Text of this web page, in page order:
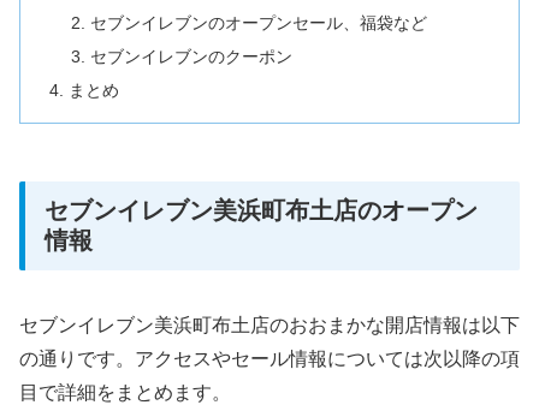
セブンイレブンのオープンセール、福袋など
セブンイレブンのクーポン
まとめ
セブンイレブン美浜町布土店のオープン
情報
セブンイレブン美浜町布土店のおおまかな開店情報は以下
の通りです。アクセスやセール情報については次以降の項
目で詳細をまとめます。